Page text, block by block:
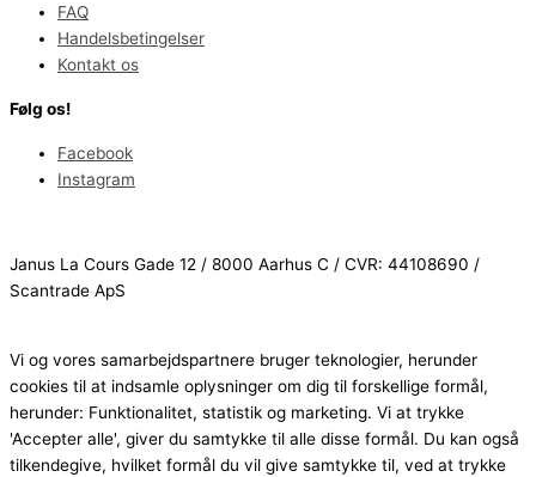
FAQ
Handelsbetingelser
Kontakt os
Følg os!
Facebook
Instagram
Janus La Cours Gade 12 / 8000 Aarhus C / CVR: 44108690 /
Scantrade ApS
Vi og vores samarbejdspartnere bruger teknologier, herunder
cookies til at indsamle oplysninger om dig til forskellige formål,
herunder: Funktionalitet, statistik og marketing. Vi at trykke
'Accepter alle', giver du samtykke til alle disse formål. Du kan også
tilkendegive, hvilket formål du vil give samtykke til, ved at trykke